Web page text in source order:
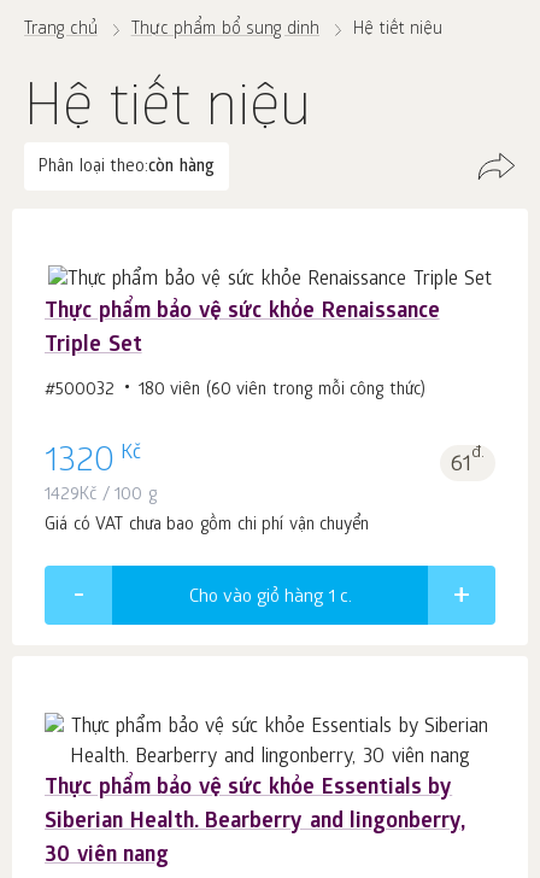
Trang chủ Thực phẩm bổ sung dinh Hệ tiết niệu
Hệ tiết niệu
Phân loại theo:còn hàng
Thực phẩm bảo vệ sức khỏe Renaissance
Triple Set
#500032 180 viên (60 viên trong mỗi công thức)
1320 Kč 61đ.
1429Kč / 100 g
Giá có VAT chưa bao gồm chi phí vận chuyển
Cho vào giỏ hàng 1 c.
Thực phẩm bảo vệ sức khỏe Essentials by
Siberian Health. Bearberry and lingonberry,
30 viên nang